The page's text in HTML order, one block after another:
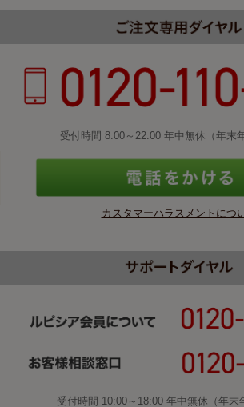
受付時間 8:00～22:00 年中無休（年末
カスタマーハラスメントにつ
受付時間 10:00～18:00 年中無休（年末